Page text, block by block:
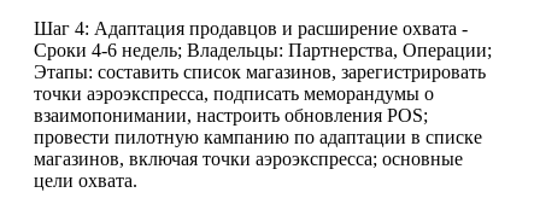
Шаг 4: Адаптация продавцов и расширение охвата -
Сроки 4-6 недель; Владельцы: Партнерства, Операции;
Этапы: составить список магазинов, зарегистрировать
точки аэроэкспресса, подписать меморандумы о
взаимопонимании, настроить обновления POS;
провести пилотную кампанию по адаптации в списке
магазинов, включая точки аэроэкспресса; основные
цели охвата.